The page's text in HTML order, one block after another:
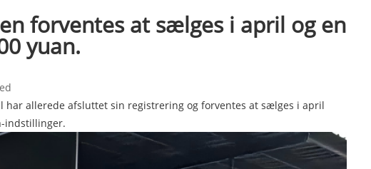
forventes at sælges i april og en
yuan.
allerede afsluttet sin registrering og forventes at sælges i april
indstillinger.